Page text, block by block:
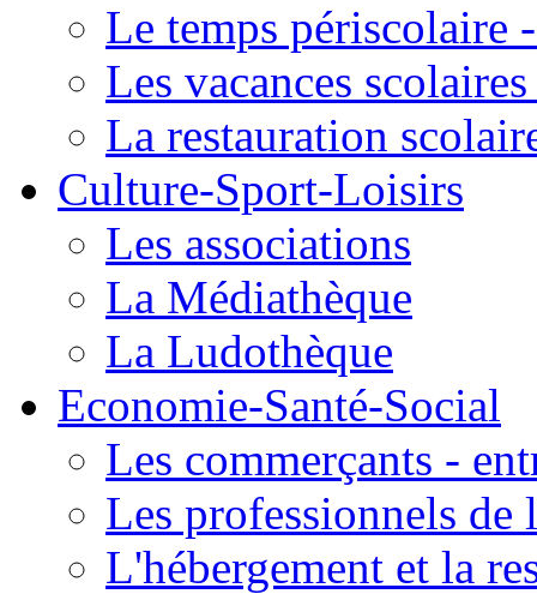
Le temps périscolaire
Les vacances
La restauration
Culture-Sport-Loisirs
Les associations
La Médiathèque
La Ludothèque
Economie-Santé-Social
Les commerçants -
Les professionnels de
L'hébergement et la